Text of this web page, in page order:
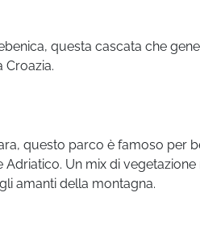
questa cascata che
Croazia.
questo parco è famoso per
Adriatico. Un mix di
amanti della montagna.